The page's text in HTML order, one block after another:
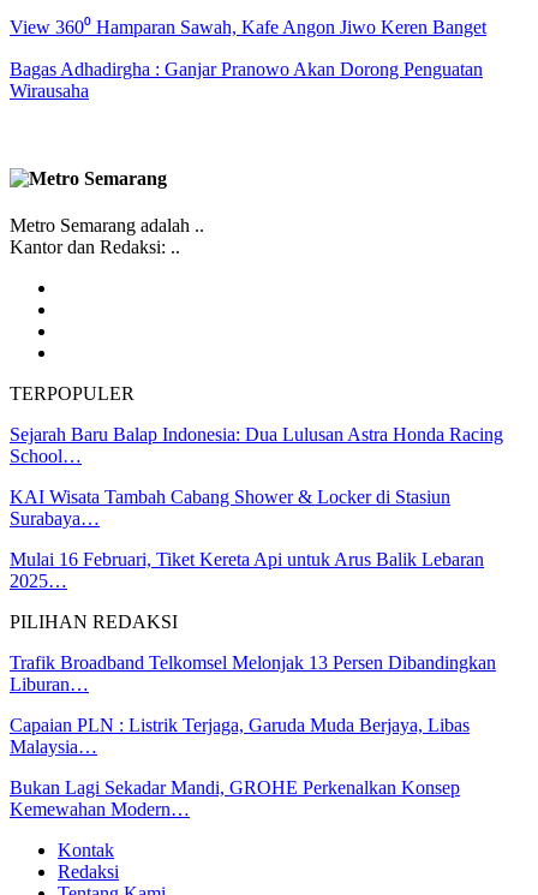
View 360⁰ Hamparan Sawah, Kafe Angon Jiwo Keren Banget
Bagas Adhadirgha : Ganjar Pranowo Akan Dorong Penguatan
Wirausaha
Metro Semarang adalah ..
Kantor dan Redaksi: ..
TERPOPULER
Sejarah Baru Balap Indonesia: Dua Lulusan Astra Honda Racing
School…
KAI Wisata Tambah Cabang Shower & Locker di Stasiun
Surabaya…
Mulai 16 Februari, Tiket Kereta Api untuk Arus Balik Lebaran
2025…
PILIHAN REDAKSI
Trafik Broadband Telkomsel Melonjak 13 Persen Dibandingkan
Liburan…
Capaian PLN : Listrik Terjaga, Garuda Muda Berjaya, Libas
Malaysia…
Bukan Lagi Sekadar Mandi, GROHE Perkenalkan Konsep
Kemewahan Modern…
Kontak
Redaksi